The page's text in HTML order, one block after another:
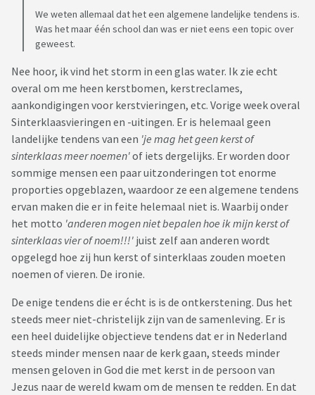
We weten allemaal dat het een algemene landelijke tendens is.
Was het maar één school dan was er niet eens een topic over
geweest.
Nee hoor, ik vind het storm in een glas water. Ik zie echt
overal om me heen kerstbomen, kerstreclames,
aankondigingen voor kerstvieringen, etc. Vorige week overal
Sinterklaasvieringen en -uitingen. Er is helemaal geen
landelijke tendens van een 'je mag het geen kerst of
sinterklaas meer noemen'of iets dergelijks. Er worden door
sommige mensen een paar uitzonderingen tot enorme
proporties opgeblazen, waardoor ze een algemene tendens
ervan maken die er in feite helemaal niet is. Waarbij onder
het motto 'anderen mogen niet bepalen hoe ik mijn kerst of
sinterklaas vier of noem!!!' juist zelf aan anderen wordt
opgelegd hoe zij hun kerst of sinterklaas zouden moeten
noemen of vieren. De ironie.
De enige tendens die er écht is is de ontkerstening. Dus het
steeds meer niet-christelijk zijn van de samenleving. Er is
een heel duidelijke objectieve tendens dat er in Nederland
steeds minder mensen naar de kerk gaan, steeds minder
mensen geloven in God die met kerst in de persoon van
Jezus naar de wereld kwam om de mensen te redden. En dat